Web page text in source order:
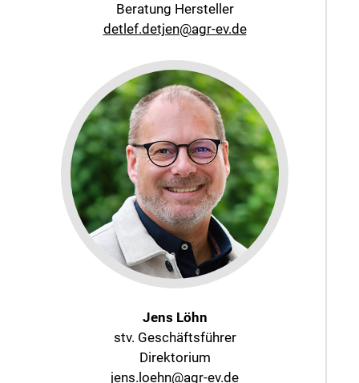
Beratung Hersteller
detlef.detjen@agr-ev.de
Jens Löhn
stv. Geschäftsführer
Direktorium
jens.loehn@agr-ev.de